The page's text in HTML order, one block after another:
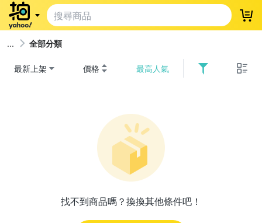
登
全部分類
最新上架 價格 最高人氣
找不到商品嗎？換換其他條件吧！